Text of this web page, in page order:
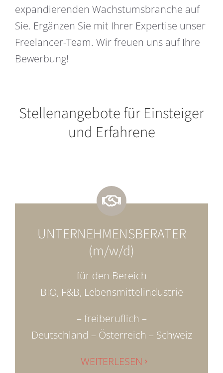
expandierenden Wachstumsbranche auf
Sie. Ergänzen Sie mit Ihrer Expertise unser
Freelancer-Team. Wir freuen uns auf Ihre
Bewerbung!
Stellenangebote für Einsteiger
und Erfahrene
UNTERNEHMENSBERATER
(m/w/d)
für den Bereich
BIO, F&B, Lebensmittelindustrie
– freiberuflich –
Deutschland – Österreich – Schweiz
WEITERLESEN